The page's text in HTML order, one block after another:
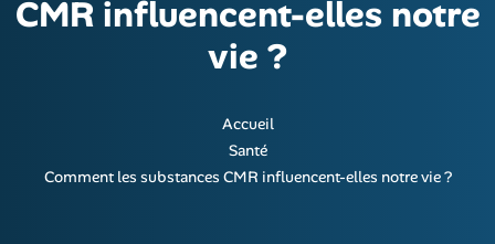
CMR influencent-elles notre
vie ?
Accueil
Santé
Comment les substances CMR influencent-elles notre vie ?